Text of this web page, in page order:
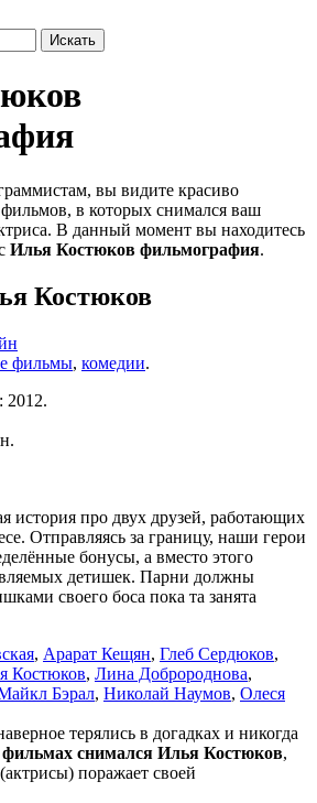
вы видите красиво
в которых снимался ваш
В данный момент вы находитесь
Илья Костюков фильмография.
Костюков
фильмы, комедии.
2012.
история про двух друзей, работающих
Отправляясь за границу, наши герои
бонусы, а вместо этого
детишек. Парни должны
своего боса пока та занята
, Арарат Кещян, Глеб Сердюков,
Костюков, Лина Добророднова,
Бэрал, Николай Наумов, Олеся
терялись в догадках и никогда
фильмах снимался Илья Костюков,
поражает своей